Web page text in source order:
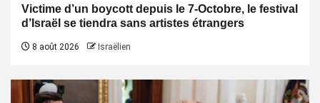
Victime d’un boycott depuis le 7-Octobre, le festival
d’Israël se tiendra sans artistes étrangers
8 août 2026 Israëlien